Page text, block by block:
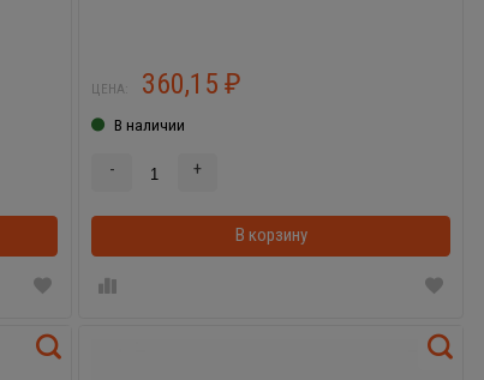
В корзинке
ЦЕНА: 360,15 ₽
В наличии
- +
В корзину